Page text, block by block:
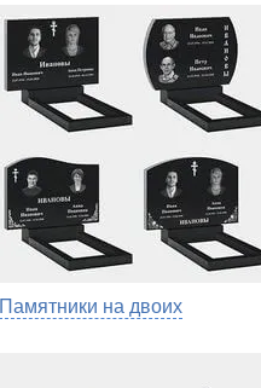
Памятники на двоих